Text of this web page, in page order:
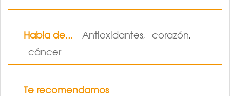
Habla de... Antioxidantes, corazón,
cáncer
Te recomendamos